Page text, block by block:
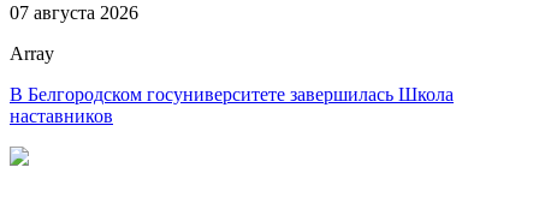
07 августа 2026
Array
В Белгородском госуниверситете завершилась Школа
наставников